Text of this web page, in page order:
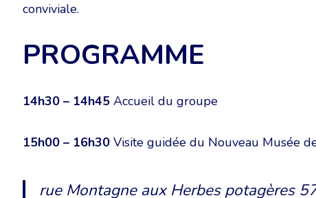
conviviale.
PROGRAMME
14h30 – 14h45 Accueil du groupe
15h00 – 16h30 Visite guidée du Nouveau Musée
rue Montagne aux Herbes potagères